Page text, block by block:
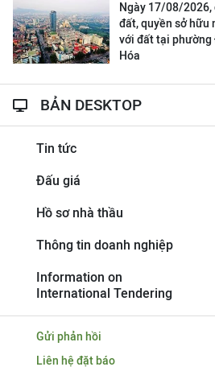
Ngày 17/08/2026,
đất, quyền sở hữu
với đất tại phường
Hóa
BẢN DESKTOP
Tin tức
Đấu giá
Hồ sơ nhà thầu
Thông tin doanh nghiệp
Information on
International Tendering
Gửi phản hồi
Liên hệ đặt báo